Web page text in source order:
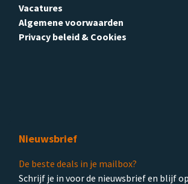
Vacatures
Algemene voorwaarden
Privacy beleid & Cookies
Nieuwsbrief
De beste deals in je mailbox?
Schrijf je in voor de nieuwsbrief en blijf